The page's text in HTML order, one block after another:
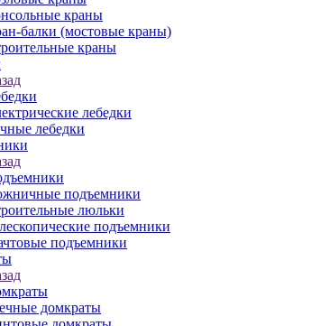
краны
балки (мостовые краны)
краны
лебедки
лебедки
подъемники
люльки
подъемники
подъемники
домкраты